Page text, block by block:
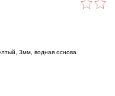
3мм, водная основа